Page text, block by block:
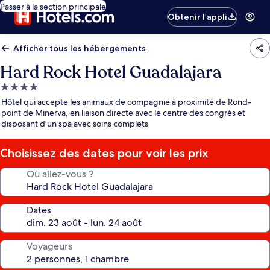
Passer à la section principale
Obtenir l’appli
Afficher tous les hébergements
Hard Rock Hotel Guadalajara
Hébergement
4.0 étoiles
Hôtel qui accepte les animaux de compagnie à proximité de Rond-
point de Minerva, en liaison directe avec le centre des congrès et
disposant d'un spa avec soins complets
Choisissez des dates pour voir les prix
Où allez-vous ?
Dates
Voyageurs